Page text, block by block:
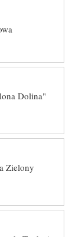
Dolina"
Zielony